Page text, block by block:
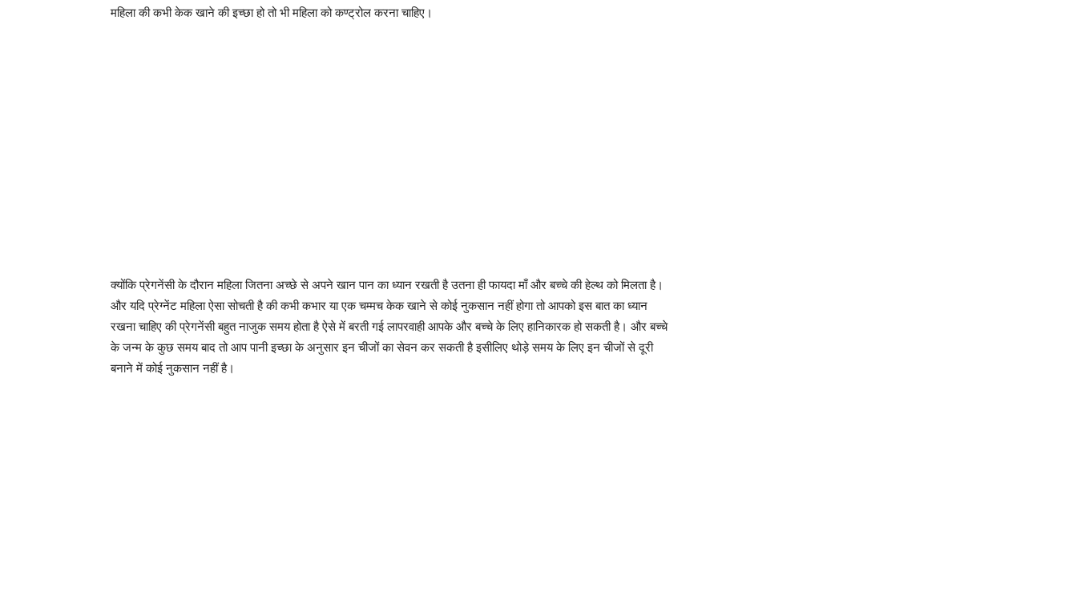
महिला की कभी केक खाने की इच्छा हो तो भी महिला को कण्ट्रोल करना चाहिए।
क्योंकि प्रेगनेंसी के दौरान महिला जितना अच्छे से अपने खान पान का ध्यान रखती है उतना ही फायदा माँ और बच्चे की हेल्थ को मिलता है।
और यदि प्रेग्नेंट महिला ऐसा सोचती है की कभी कभार या एक चम्मच केक खाने से कोई नुकसान नहीं होगा तो आपको इस बात का ध्यान
रखना चाहिए की प्रेगनेंसी बहुत नाजुक समय होता है ऐसे में बरती गई लापरवाही आपके और बच्चे के लिए हानिकारक हो सकती है। और बच्चे
के जन्म के कुछ समय बाद तो आप पानी इच्छा के अनुसार इन चीजों का सेवन कर सकती है इसीलिए थोड़े समय के लिए इन चीजों से दूरी
बनाने में कोई नुकसान नहीं है।